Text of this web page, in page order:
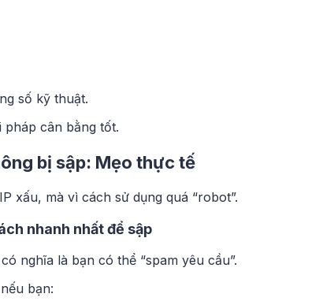
số kỹ thuật.
pháp cân bằng tốt.
bị sập: Mẹo thực tế
xấu, mà vì cách sử dụng quá “robot”.
nhanh nhất để sập
nghĩa là bạn có thể “spam yêu cầu”.
bạn: